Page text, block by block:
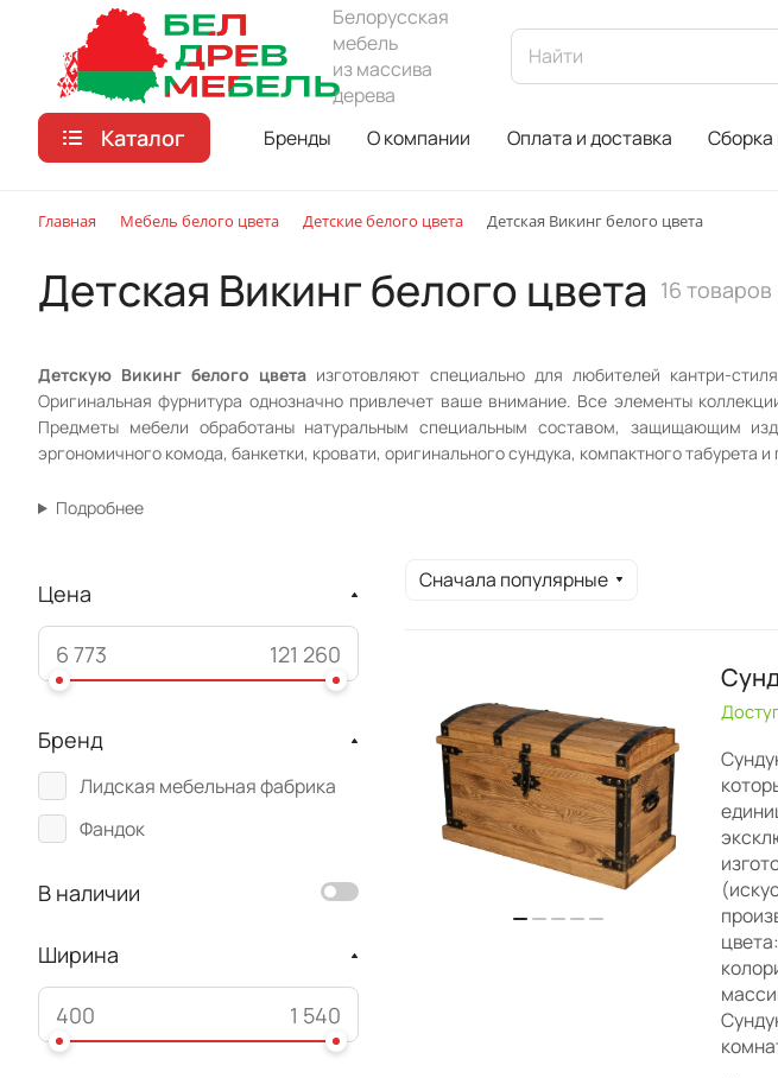
Белорусская
мебель
из массива
дерева
Каталог Бренды О компании Оплата и доставка
Главная Мебель белого цвета Детские белого цвета Детская Викинг белого цвета
Детская Викинг белого цвета 16 товаров
Детскую Викинг белого цвета изготовляют специально для любителей кантри-
Оригинальная фурнитура однозначно привлечет ваше внимание. Все элементы
Предметы мебели обработаны натуральным специальным составом, защищающим
эргономичного комода, банкетки, кровати, оригинального сундука, компактного табурета
Подробнее
Сначала популярные
Цена
Бренд
Лидская мебельная фабрика
Фандок
В наличии
Ширина